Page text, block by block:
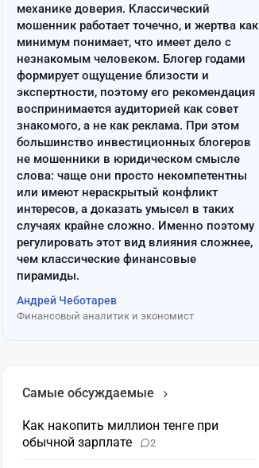
механике доверия. Классический
мошенник работает точечно, и жертва как
минимум понимает, что имеет дело с
незнакомым человеком. Блогер годами
формирует ощущение близости и
экспертности, поэтому его рекомендация
воспринимается аудиторией как совет
знакомого, а не как реклама. При этом
большинство инвестиционных блогеров
не мошенники в юридическом смысле
слова: чаще они просто некомпетентны
или имеют нераскрытый конфликт
интересов, а доказать умысел в таких
случаях крайне сложно. Именно поэтому
регулировать этот вид влияния сложнее,
чем классические финансовые
пирамиды.
Андрей Чеботарев
Финансовый аналитик и экономист
Самые обсуждаемые
Как накопить миллион тенге при
обычной зарплате
2